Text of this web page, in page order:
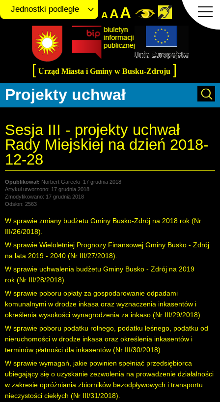
AAA
Jednostki podległe
[ Urząd Miasta i Gminy w Busku-Zdroju ]
Projekty uchwał
Sesja III - projekty uchwał
Rady Miejskiej na dzień 2018-
12-28
Norbert Garecki 17 grudnia 2018
Artykuł utworzono: 17 grudnia 2018
Zmodyfikowano: 17 grudnia 2018
Odsłon: 2563
W sprawie zmiany budżetu Gminy Busko-Zdrój na 2018 rok (Nr
III/26/2018).
W sprawie Wieloletniej Prognozy Finansowej Gminy Busko - Zdrój
na lata 2019 - 2040 (Nr III/27/2018).
W sprawie uchwalenia budżetu Gminy Busko - Zdrój na 2019
rok (Nr III/28/2018).
W sprawie poboru opłaty za gospodarowanie odpadami
komunalnymi w drodze inkasa oraz wyznaczenia inkasentów i
określenia wysokości wynagrodzenia za inkaso (Nr III/29/2018).
W sprawie poboru podatku rolnego, podatku leśnego, podatku od
nieruchomości w drodze inkasa oraz określenia inkasentów i
terminów płatności dla inkasentów (Nr III/30/2018).
W sprawie wymagań, jakie powinien spełniać przedsiębiorca
ubiegający się o uzyskanie zezwolenia na prowadzenie działalności
w zakresie opróżniania zbiorników bezodpływowych i transportu
nieczystości ciekłych (Nr III/31/2018).